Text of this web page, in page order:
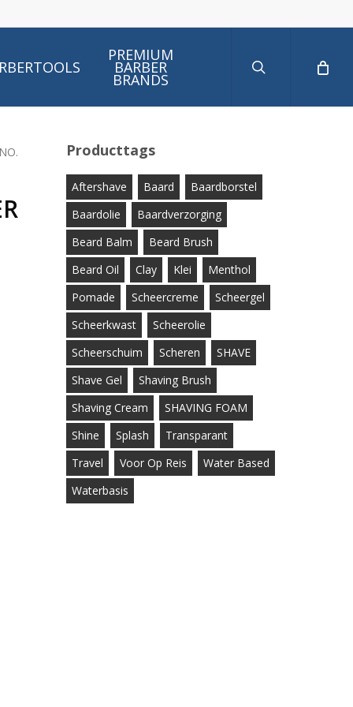
PREMIUM
BARBER
BRANDS
Producttags
Aftershave Baard
Baardborstel
Baardolie
Baardverzorging
Beard Balm
Beard Brush
Beard Oil
Clay Klei
Menthol
Pomade
Scheercreme
Scheergel
Scheerkwast
Scheerolie
Scheerschuim
Scheren
SHAVE
Shave Gel
Shaving Brush
Shaving Cream
SHAVING FOAM
Shine
Splash
Transparant
Travel
Voor Op Reis
Water Based
Waterbasis